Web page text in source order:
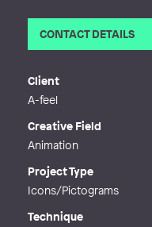
CONTACT DETAILS
Client
A-feel
Creative Field
Animation
Project Type
Icons/Pictograms
Technique